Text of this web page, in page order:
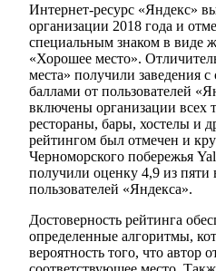
Интернет-ресурс «Яндекс»
организации 2018 года и
специальным знаком в виде
«Хорошее место».
места» получили заведения
баллами от пользователей
включены организации всех
рестораны, бары, хостелы и
рейтингом был отмечен и
Черноморского побережья
получили оценку 4,9 из
пользователей «Яндекса».
Достоверность рейтинга
определенные алгоритмы,
вероятность того, что автор